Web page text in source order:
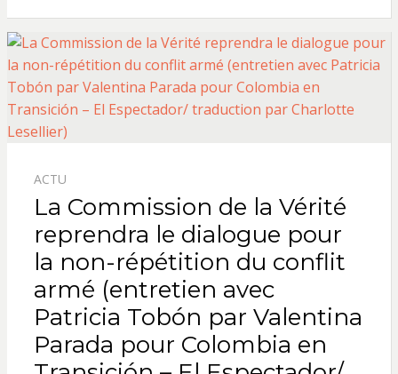
ACTU
La Commission de la Vérité
reprendra le dialogue pour
la non-répétition du conflit
armé (entretien avec
Patricia Tobón par Valentina
Parada pour Colombia en